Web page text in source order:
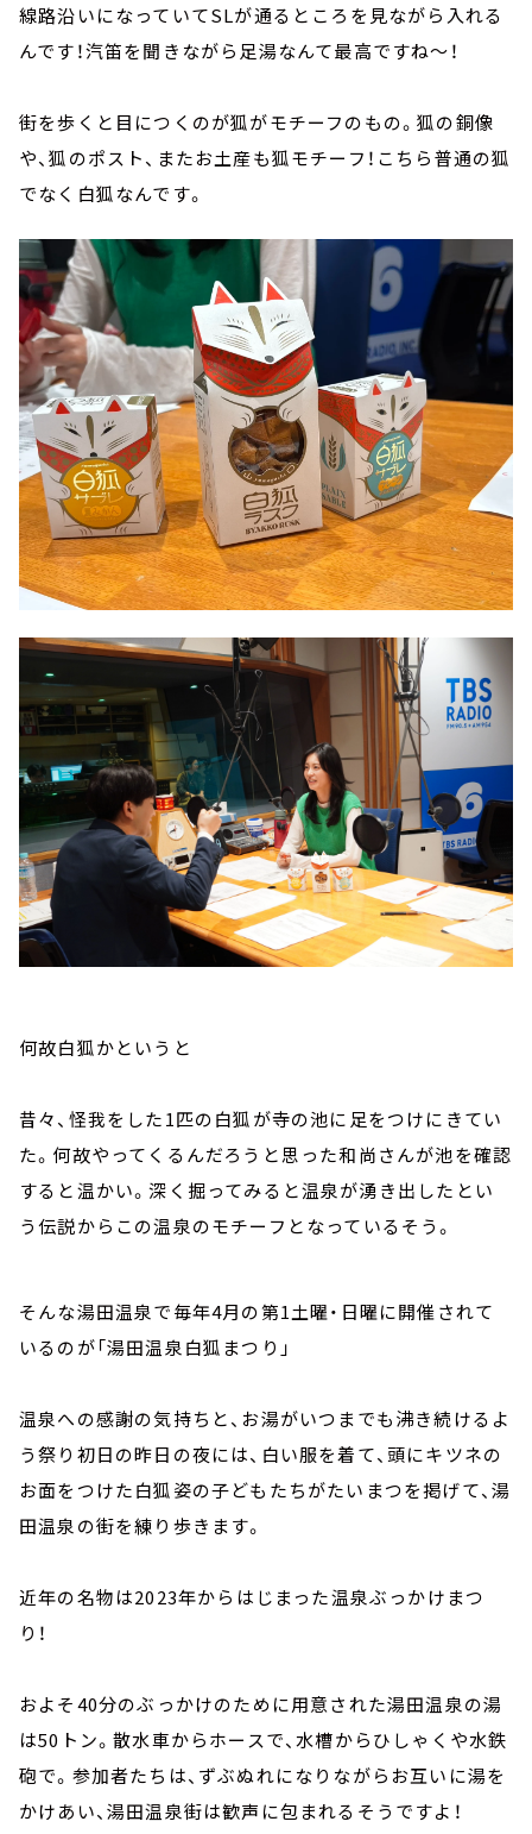
線路沿いになっていてSLが通るところを見ながら入れる
んです！汽笛を聞きながら足湯なんて最高ですね～！
街を歩くと目につくのが狐がモチーフのもの。狐の銅像
や、狐のポスト、またお土産も狐モチーフ！こちら普通の狐
でなく白狐なんです。
何故白狐かというと
昔々、怪我をした1匹の白狐が寺の池に足をつけにきてい
た。何故やってくるんだろうと思った和尚さんが池を確認
すると温かい。深く掘ってみると温泉が湧き出したとい
う伝説からこの温泉のモチーフとなっているそう。
そんな湯田温泉で毎年4月の第1土曜・日曜に開催されて
いるのが「湯田温泉白狐まつり」
温泉への感謝の気持ちと、お湯がいつまでも沸き続けるよ
う祭り初日の昨日の夜には、白い服を着て、頭にキツネの
お面をつけた白狐姿の子どもたちがたいまつを掲げて、湯
田温泉の街を練り歩きます。
近年の名物は2023年からはじまった温泉ぶっかけまつ
り！
およそ40分のぶっかけのために用意された湯田温泉の湯
は50トン。散水車からホースで、水槽からひしゃくや水鉄
砲で。参加者たちは、ずぶぬれになりながらお互いに湯を
かけあい、湯田温泉街は歓声に包まれるそうですよ！